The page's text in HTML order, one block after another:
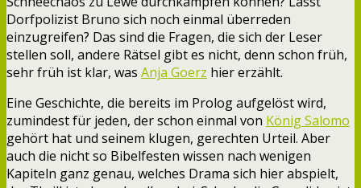
Dorfpolizist Bruno sich noch einmal überreden
einzugreifen? Das sind die Fragen, die sich der Leser
stellen soll, andere Rätsel gibt es nicht, denn schon früh,
sehr früh ist klar, was Anja Goerz hier erzählt.
Eine Geschichte, die bereits im Prolog aufgelöst wird,
zumindest für jeden, der schon einmal von König Salomo
gehört hat und seinem klugen, gerechten Urteil. Aber
auch die nicht so Bibelfesten wissen nach wenigen
Kapiteln ganz genau, welches Drama sich hier abspielt,